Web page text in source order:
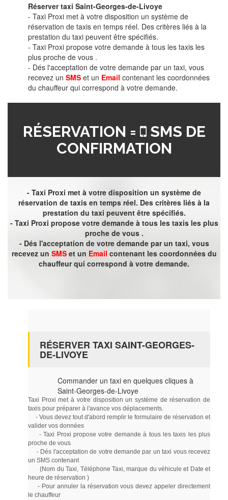
Réserver taxi Saint-Georges-de-Livoye
- Taxi Proxi met à votre disposition un système de
réservation de taxis en temps réel. Des critères liés à la
prestation du taxi peuvent être spécifiés.
- Taxi Proxi propose votre demande à tous les taxis les
plus proche de vous .
- Dés l'acceptation de votre demande par un taxi, vous
recevez un SMS et un Email contenant les coordonnées
du chauffeur qui correspond à votre demande.
RÉSERVATION =
SMS DE
CONFIRMATION
- Taxi Proxi met à votre disposition un système de
réservation de taxis en temps réel. Des critères liés à la
prestation du taxi peuvent être spécifiés.
- Taxi Proxi propose votre demande à tous les taxis les plus
proche de vous .
- Dés l'acceptation de votre demande par un taxi, vous
recevez un SMSet un Email contenant les coordonnées du
chauffeur qui correspond à votre demande.
RÉSERVER TAXI SAINT-GEORGES-
DE-LIVOYE
Commander un taxi en quelques cliques à
Saint-Georges-de-Livoye
Taxi Proxi met à votre disposition un système de réservation de
taxis pour préparer à l'avance vos déplacements.
- Vous devez tout d'abord remplir le formulaire de réservation et
valider vos données
- Taxi Proxi propose votre demande à tous les taxis les plus
proche de vous
- Dés l'acceptation de votre demande par un taxi vous recevez
un SMS contenant
(Nom du Taxi, Téléphone Taxi, marque du véhicule et Date et
heure de réservation )
- Pour annuler la réservation vous devez appeler directement
le chauffeur